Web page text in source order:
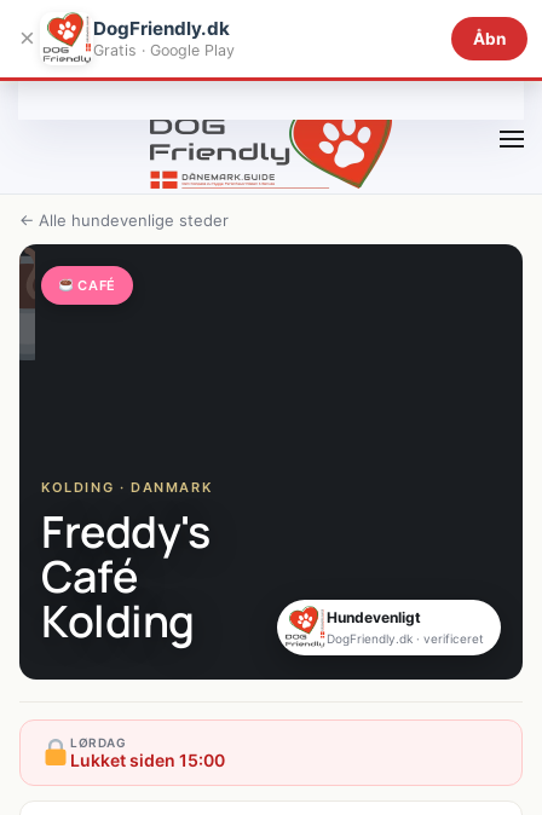
Gå til hovedindhold
× DogFriendly.dk
Gratis · Google Play
Åbn
← Alle hundevenlige steder
CAFÉ
KOLDING · DANMARK
Freddy's
Café
Kolding Hundevenligt
DogFriendly.dk · verificeret
LØRDAG
Lukket siden 15:00